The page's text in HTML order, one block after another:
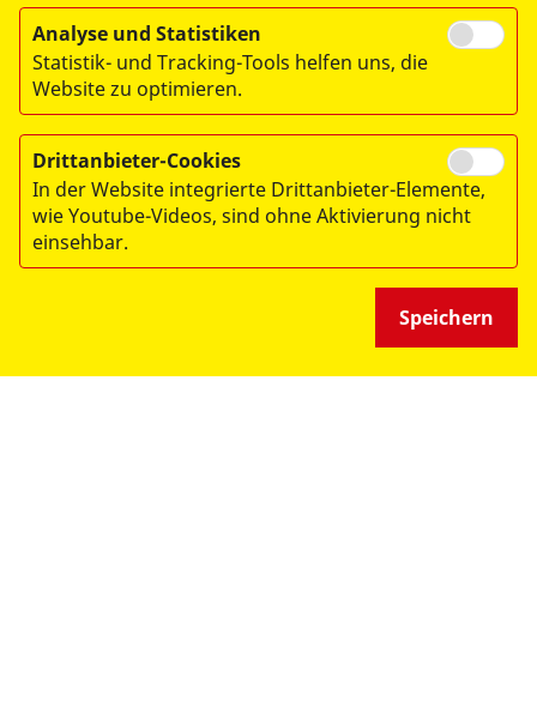
Impressum
Datenschutz
Medizinproduktesicherheit
Analyse und Statistiken
Statistik- und Tracking-Tools helfen uns, die
Website zu optimieren.
Drittanbieter-Cookies
In der Website integrierte Drittanbieter-Elemente,
wie Youtube-Videos, sind ohne Aktivierung nicht
einsehbar.
Speichern